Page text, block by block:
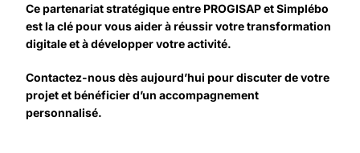
Ce partenariat stratégique entre PROGISAPet Simplébo
est la clé pour vous aider à réussir votre transformation
digitale et à développer votre activité.
Contactez-nousdès aujourd’hui pour discuter de votre
projet et bénéficier d’un accompagnement
personnalisé.